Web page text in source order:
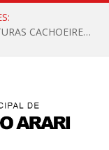
A VALORIZAÇÃO DAS HISTÓRIAS E CULTURAS CACHOEIRENSES